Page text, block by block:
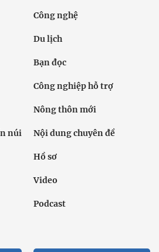
Công nghệ
Du lịch
Bạn đọc
Công nghiệp hỗ trợ
Nông thôn mới
núi Nội dung chuyên đề
Hồ sơ
Video
Podcast